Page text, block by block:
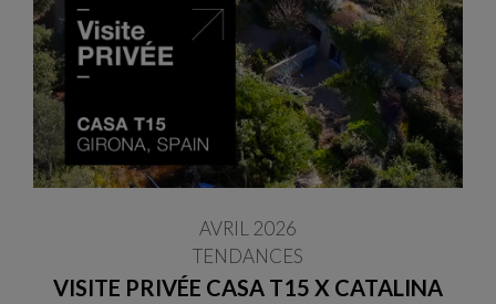
VISITE PRIVÉE CASA T15 X CATALINA
AVRIL 2026
TENDANCES